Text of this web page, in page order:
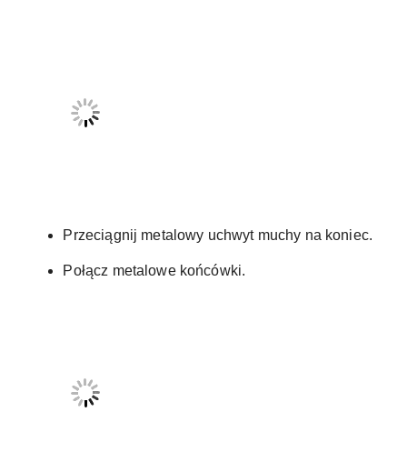
Przeciągnij metalowy uchwyt muchy na koniec.
Połącz metalowe końcówki.